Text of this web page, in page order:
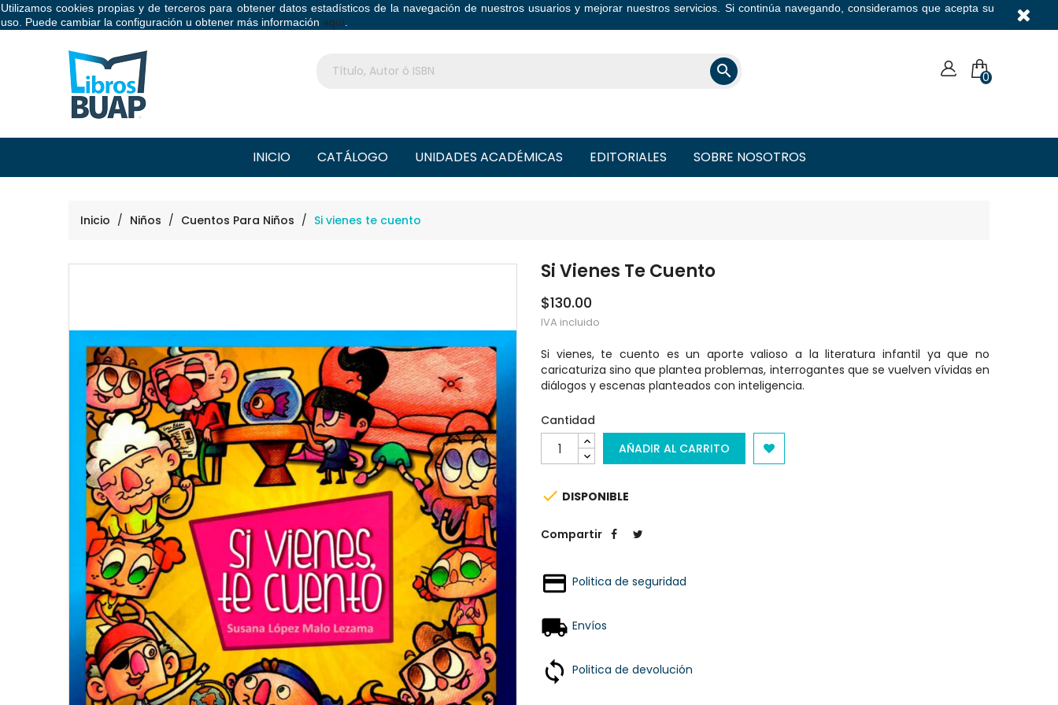
Utilizamos cookies propias y de terceros para obtener datos estadísticos de la navegación de nuestros usuarios y mejorar nuestros servicios. Si continúa navegando, consideramos que acepta su
uso. Puede cambiar la configuración u obtener más información aquí Moneda
Libros BUAP
 0
INICIO CATÁLOGO UNIDADES ACADÉMICAS EDITORIALES SOBRE NOSOTROS
Inicio Niños Cuentos Para Niños Si vienes te cuento
Si Vienes Te Cuento
$130.00
IVA incluido
Si vienes, te cuento es un aporte valioso a la literatura infantil ya que no
caricaturiza sino que plantea problemas, interrogantes que se vuelven vívidas en
diálogos y escenas planteados con inteligencia.
Cantidad
AÑADIR AL CARRITO
 DISPONIBLE
Compartir
Politica de seguridad
Envíos
Politica de devolución